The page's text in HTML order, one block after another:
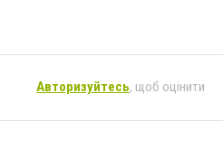
Авторизуйтесь, щоб оцінити